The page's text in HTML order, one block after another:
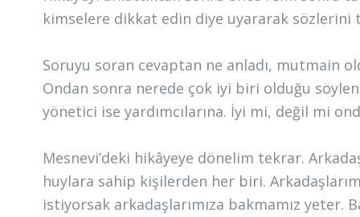
kimselere dikkat edin diye uyararak sözlerini
Soruyu soran cevaptan ne anladı, mutmain
Ondan sonra nerede çok iyi biri olduğu
yönetici ise yardımcılarına. İyi mi, değil mi
Mesnevi’deki hikâyeye dönelim tekrar.
huylara sahip kişilerden her biri.
istiyorsak arkadaşlarımıza bakmamız yeter.